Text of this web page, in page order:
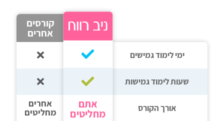
ימי לימוד גמישים
שעות לימוד גמישות
אורך הקורס אתם
מחליטים
קורסים
אחרים
אחרים
מחליטים